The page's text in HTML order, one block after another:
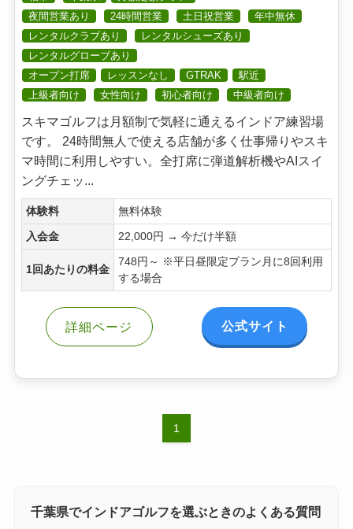
夜間営業あり
24時間営業 土日祝営業
年中無休
レンタルクラブあり
レンタルシューズあり
レンタルグローブあり
オープン打席
レッスンなし GTRAK
駅近
上級者向け
女性向け 初心者向け 中級者向け
スキマゴルフは月額制で気軽に通えるインドア練習場
です。 24時間無人で使える店舗が多く仕事帰りやスキ
マ時間に利用しやすい。全打席に弾道解析機やAIスイ
ングチェッ...
体験料 無料体験
入会金 22,000円 → 今だけ半額
1回あたりの料金
748円～ ※平日昼限定プラン月に8回利用
する場合
詳細ページ 公式サイト
1
千葉県でインドアゴルフを選ぶときのよくある質問